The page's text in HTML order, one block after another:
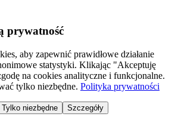
prywatność
aby zapewnić prawidłowe działanie
statystyki. Klikając "Akceptuję
na cookies analityczne i funkcjonalne.
tylko niezbędne. Polityka prywatności
Tylko niezbędne Szczegóły